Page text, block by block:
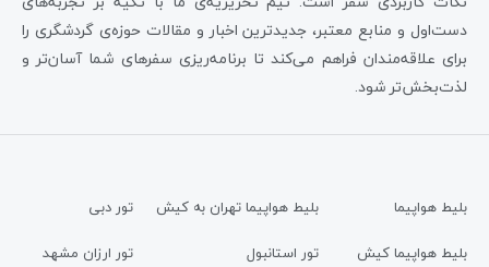
دست‌اول و منابع معتبر، جدیدترین اخبار و مقالات حوزه‌ی گردشگری را
برای علاقه‌مندان فراهم می‌کند تا برنامه‌ریزی سفرهای شما آسان‌تر و
لذت‌بخش‌تر شود.
بلیط هواپیما
بلیط هواپیما کیش
بلیط هواپیما تهران به کیش
تور استانبول
تور دبی
تور ارزان مشهد